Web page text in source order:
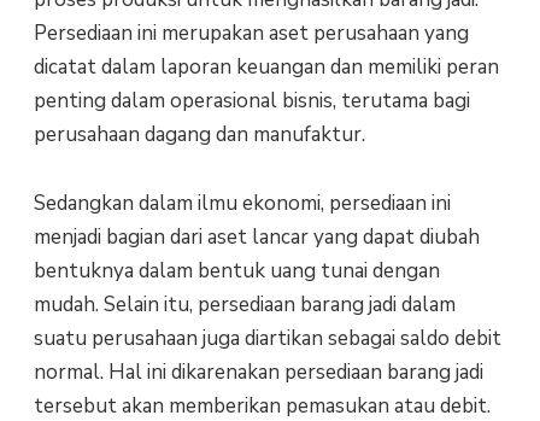
Persediaan ini merupakan aset perusahaan yang
dicatat dalam laporan keuangan dan memiliki peran
penting dalam operasional bisnis, terutama bagi
perusahaan dagang dan manufaktur.
Sedangkan dalam ilmu ekonomi, persediaan ini
menjadi bagian dari aset lancar yang dapat diubah
bentuknya dalam bentuk uang tunai dengan
mudah. Selain itu, persediaan barang jadi dalam
suatu perusahaan juga diartikan sebagai saldo debit
normal. Hal ini dikarenakan persediaan barang jadi
tersebut akan memberikan pemasukan atau debit.